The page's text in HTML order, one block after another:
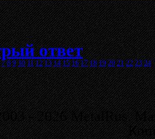
ответ
7 8 9 10 11 12 13 14 15 16 17 18 19 20 21 22 23 24
- 2026 MetalRus.